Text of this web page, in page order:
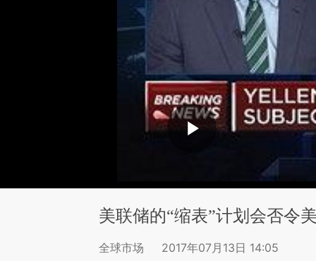
美联储的“缩表”计划会否令
全球市场
2017年07月13日 14:05